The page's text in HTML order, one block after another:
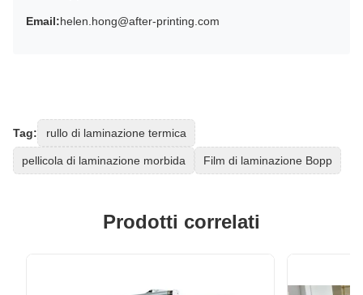
Email:helen.hong@after-printing.com
Tag: rullo di laminazione termica
pellicola di laminazione morbida Film di laminazione Bopp
Prodotti correlati